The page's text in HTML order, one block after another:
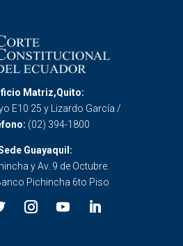
Matriz,Quito:
E10 25 y Lizardo García /
(02) 394-1800
Guayaquil:
y Av. 9 de Octubre.
Pichincha 6to Piso